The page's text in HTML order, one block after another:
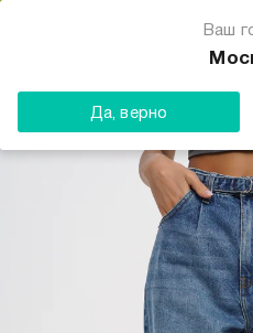
Ваш
Да, верно
Магазин одежды